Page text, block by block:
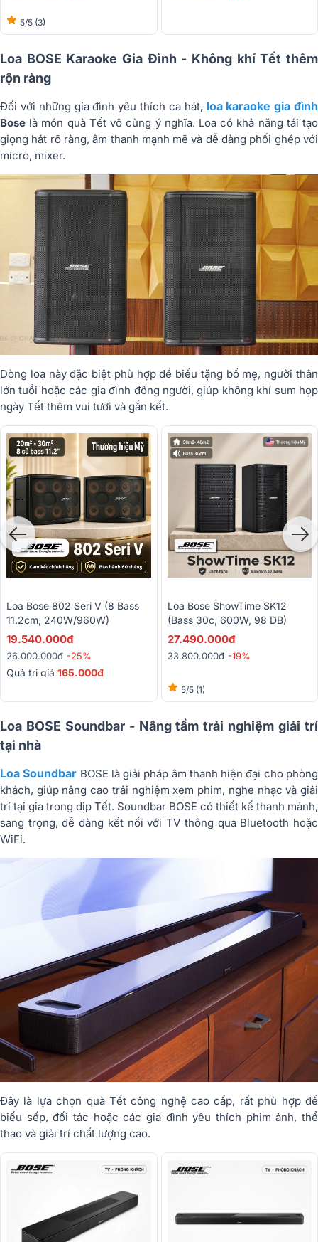
5/5 (3)
Loa BOSE Karaoke Gia Đình - Không khí Tết thêm
rộn ràng
Đối với những gia đình yêu thích ca hát, loa karaoke gia đình
Bose là món quà Tết vô cùng ý nghĩa. Loa có khả năng tái tạo
giọng hát rõ ràng, âm thanh mạnh mẽ và dễ dàng phối ghép với
micro, mixer.
Dòng loa này đặc biệt phù hợp để biếu tặng bố mẹ, người thân
lớn tuổi hoặc các gia đình đông người, giúp không khí sum họp
ngày Tết thêm vui tươi và gắn kết.
Loa Bose 802 Seri V (8 Bass
11.2cm, 240W/960W)
19.540.000đ
26.000.000đ -25%
Quà trị giá 165.000đ
Loa Bose ShowTime SK12
(Bass 30c, 600W, 98 DB)
27.490.000đ
33.800.000đ -19%
5/5 (1)
Loa BOSE Soundbar - Nâng tầm trải nghiệm giải trí
tại nhà
Loa Soundbar BOSE là giải pháp âm thanh hiện đại cho phòng
khách, giúp nâng cao trải nghiệm xem phim, nghe nhạc và giải
trí tại gia trong dịp Tết. Soundbar BOSE có thiết kế thanh mảnh,
sang trọng, dễ dàng kết nối với TV thông qua Bluetooth hoặc
WiFi.
Đây là lựa chọn quà Tết công nghệ cao cấp, rất phù hợp để
biếu sếp, đối tác hoặc các gia đình yêu thích phim ảnh, thể
thao và giải trí chất lượng cao.